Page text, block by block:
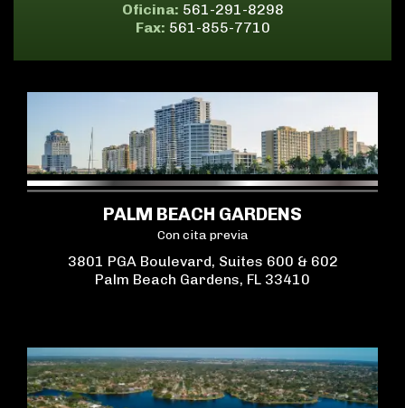
Oficina: 561-291-8298
Fax: 561-855-7710
PALM BEACH GARDENS
Con cita previa
3801 PGA Boulevard, Suites 600 & 602
Palm Beach Gardens, FL 33410